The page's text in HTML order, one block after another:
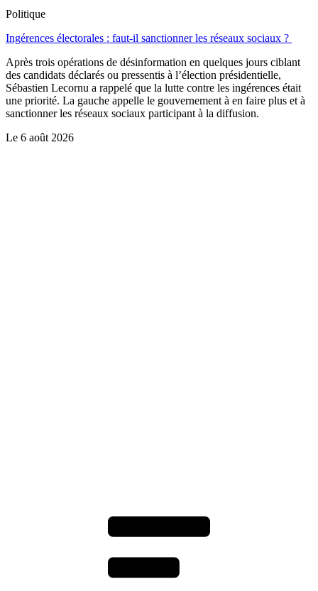
Politique
Ingérences électorales : faut-il sanctionner les réseaux sociaux ?
Après trois opérations de désinformation en quelques jours ciblant
des candidats déclarés ou pressentis à l’élection présidentielle,
Sébastien Lecornu a rappelé que la lutte contre les ingérences était
une priorité. La gauche appelle le gouvernement à en faire plus et à
sanctionner les réseaux sociaux participant à la diffusion.
Le 6 août 2026